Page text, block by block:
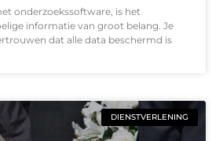
onderzoekssoftware, is het
informatie van groot belang. Je
dat alle data beschermd is
DIENSTVERLENING